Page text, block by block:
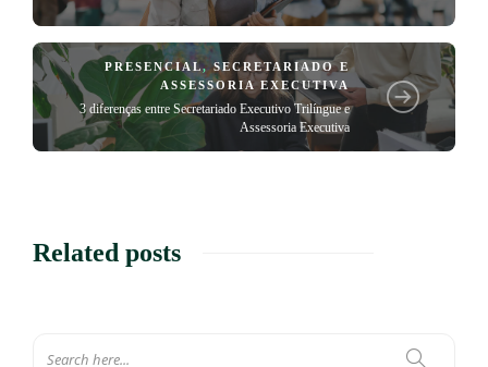
PRESENCIAL,SECRETARIADO E
ASSESSORIA EXECUTIVA
3 diferenças entre Secretariado Executivo Trilíngue e
Assessoria Executiva
Related posts